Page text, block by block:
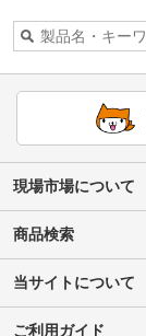
現場市場について
商品検索
当サイトについて
ご利用ガイド